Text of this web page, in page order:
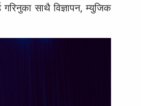
साथै विज्ञापन, म्युजिक